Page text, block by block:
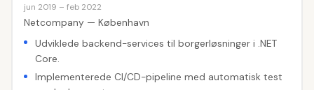
jun 2019 – feb 2022
Netcompany — København
Udviklede backend-services til borgerløsninger i .NET
Core.
Implementerede CI/CD-pipeline med automatisk test